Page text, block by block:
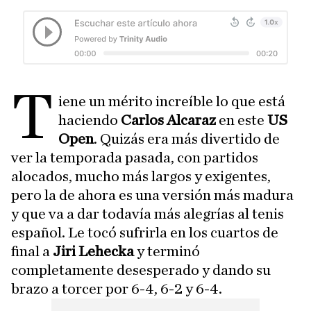
T iene un mérito increíble lo que está
haciendo Carlos Alcarazen este US
Open. Quizás era más divertido de
ver la temporada pasada, con partidos
alocados, mucho más largos y exigentes,
pero la de ahora es una versión más madura
y que va a dar todavía más alegrías al tenis
español. Le tocó sufrirla en los cuartos de
final a Jiri Leheckay terminó
completamente desesperado y dando su
brazo a torcer por 6-4, 6-2 y 6-4.